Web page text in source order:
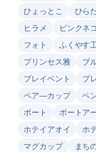
ひょっとこ
ひら
ヒラメ
ピンクネ
フォト
ふくやす
プリンセス雅
ブ
プレイベント
プ
ペア―カップ
ベ
ポート
ポートア
ホテイアオイ
ホ
マグカップ
まち